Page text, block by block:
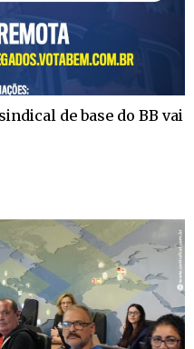
de base do BB vai